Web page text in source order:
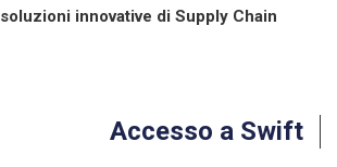
soluzioni innovative di Supply Chain
Accesso a Swift